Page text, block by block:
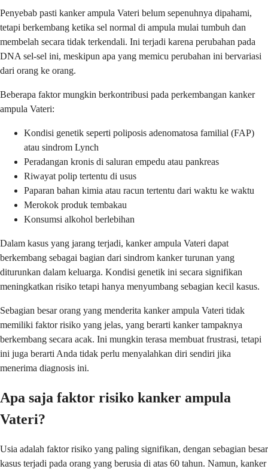
Penyebab pasti kanker ampula Vateri belum sepenuhnya dipahami,
tetapi berkembang ketika sel normal di ampula mulai tumbuh dan
membelah secara tidak terkendali. Ini terjadi karena perubahan pada
DNA sel-sel ini, meskipun apa yang memicu perubahan ini bervariasi
dari orang ke orang.
Beberapa faktor mungkin berkontribusi pada perkembangan kanker
ampula Vateri:
Kondisi genetik seperti poliposis adenomatosa familial (FAP)
atau sindrom Lynch
Peradangan kronis di saluran empedu atau pankreas
Riwayat polip tertentu di usus
Paparan bahan kimia atau racun tertentu dari waktu ke waktu
Merokok produk tembakau
Konsumsi alkohol berlebihan
Dalam kasus yang jarang terjadi, kanker ampula Vateri dapat
berkembang sebagai bagian dari sindrom kanker turunan yang
diturunkan dalam keluarga. Kondisi genetik ini secara signifikan
meningkatkan risiko tetapi hanya menyumbang sebagian kecil kasus.
Sebagian besar orang yang menderita kanker ampula Vateri tidak
memiliki faktor risiko yang jelas, yang berarti kanker tampaknya
berkembang secara acak. Ini mungkin terasa membuat frustrasi, tetapi
ini juga berarti Anda tidak perlu menyalahkan diri sendiri jika
menerima diagnosis ini.
Apa saja faktor risiko kanker ampula
Vateri?
Usia adalah faktor risiko yang paling signifikan, dengan sebagian besar
kasus terjadi pada orang yang berusia di atas 60 tahun. Namun, kanker